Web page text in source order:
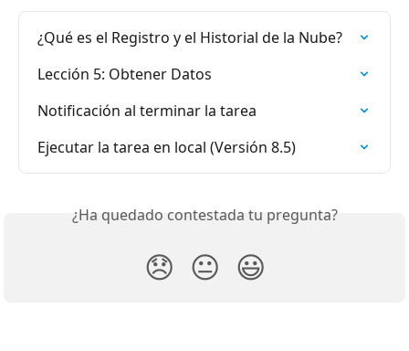
¿Qué es el Registro y el Historial de la Nube?
Lección 5: Obtener Datos
Notificación al terminar la tarea
Ejecutar la tarea en local (Versión 8.5)
¿Ha quedado contestada tu pregunta?
😞 😐 😃